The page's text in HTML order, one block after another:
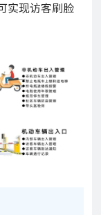
实现访客刷脸